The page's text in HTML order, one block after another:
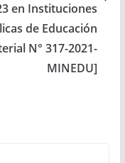
en Instituciones
de Educación
N° 317-2021-
MINEDU]